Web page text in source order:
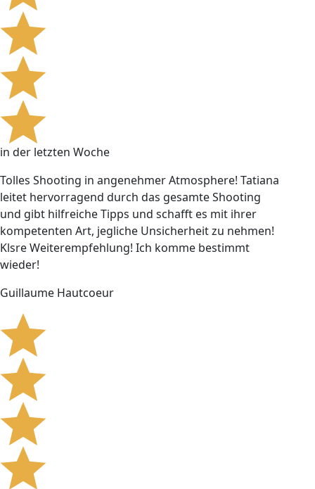
in der letzten Woche
Tolles Shooting in angenehmer Atmosphere! Tatiana
leitet hervorragend durch das gesamte Shooting
und gibt hilfreiche Tipps und schafft es mit ihrer
kompetenten Art, jegliche Unsicherheit zu nehmen!
Klsre Weiterempfehlung! Ich komme bestimmt
wieder!
Guillaume Hautcoeur